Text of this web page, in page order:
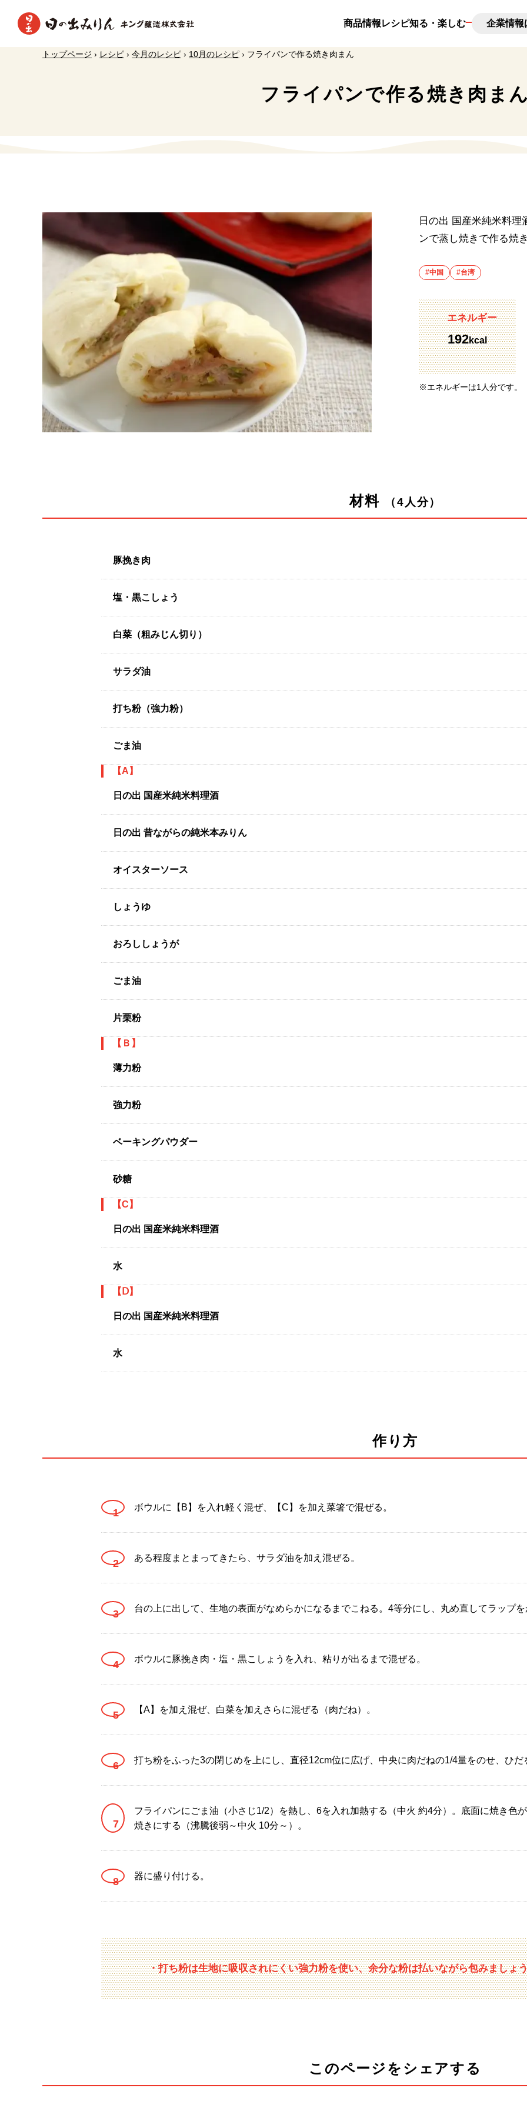
商品情報レシピ知る・楽しむ
日の出調味料コラム 日の出の想い出
企業情報
トップページ › レシピ › 今月のレシピ › 10月のレシピ › フライパンで作る焼き肉まん
フライパンで作る焼き肉ま
日の出 国産米純米料
ンで蒸し焼きで作る焼
#中国 #台湾
エネルギー
192kcal
※エネルギーは1人分です。
材料 （4人分）
豚挽き肉
塩・黒こしょう
白菜（粗みじん切り）
サラダ油
打ち粉（強力粉）
ごま油
【A】
日の出 国産米純米料理酒
日の出 昔ながらの純米本みりん
オイスターソース
しょうゆ
おろししょうが
ごま油
片栗粉
【Ｂ】
薄力粉
強力粉
ベーキングパウダー
砂糖
【C】
日の出 国産米純米料理酒
水
【Ⅾ】
日の出 国産米純米料理酒
水
作り方
ボウルに【B】を入れ軽く混ぜ、【C】を加え菜箸で混ぜる。
ある程度まとまってきたら、サラダ油を加え混ぜる。
台の上に出して、生地の表面がなめらかになるまでこねる。4等分にし、丸め直してラップ
ボウルに豚挽き肉・塩・黒こしょうを入れ、粘りが出るまで混ぜる。
【A】を加え混ぜ、白菜を加えさらに混ぜる（肉だね）。
打ち粉をふった3の閉じめを上にし、直径12cm位に広げ、中央に肉だねの1/4量をのせ、ひ
フライパンにごま油（小さじ1/2）を熱し、6を入れ加熱する（中火 約4分）。底面に焼き色
焼きにする（沸騰後弱～中火 10分～）。
器に盛り付ける。
・打ち粉は生地に吸収されにくい強力粉を使い、余分な粉は払いながら包みましょ
このページをシェアする